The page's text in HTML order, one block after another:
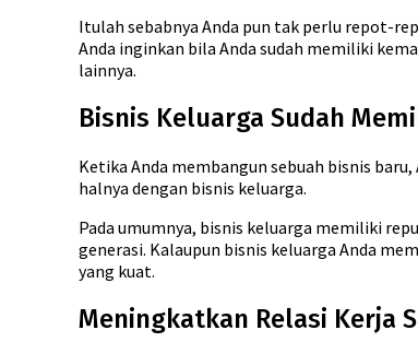
Itulah sebabnya Anda pun tak perlu repot-
Anda inginkan bila Anda sudah memiliki
lainnya.
Bisnis Keluarga Sudah
Ketika Anda membangun sebuah bisnis
halnya dengan bisnis keluarga.
Pada umumnya, bisnis keluarga memiliki
generasi. Kalaupun bisnis keluarga Anda
yang kuat.
Meningkatkan Relasi Kerja